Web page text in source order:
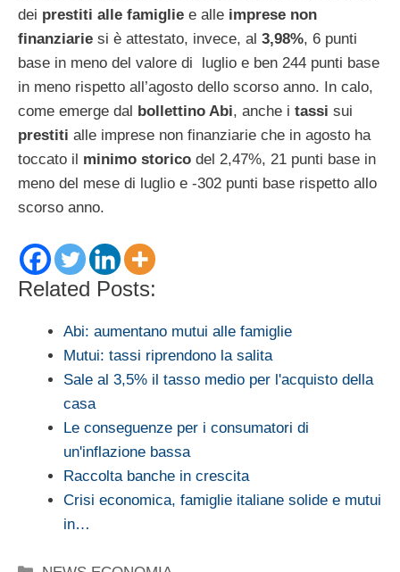
dei prestiti alle famiglie e alle imprese non
finanziarie si è attestato, invece, al 3,98%, 6 punti
base in meno del valore di luglio e ben 244 punti base
in meno rispetto all’agosto dello scorso anno. In calo,
come emerge dal bollettino Abi, anche i tassi sui
prestiti alle imprese non finanziarie che in agosto ha
toccato il minimo storico del 2,47%, 21 punti base in
meno del mese di luglio e -302 punti base rispetto allo
scorso anno.
Related Posts:
Abi: aumentano mutui alle famiglie
Mutui: tassi riprendono la salita
Sale al 3,5% il tasso medio per l'acquisto della
casa
Le conseguenze per i consumatori di
un'inflazione bassa
Raccolta banche in crescita
Crisi economica, famiglie italiane solide e mutui
in…